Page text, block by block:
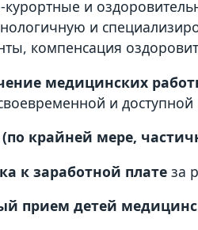
курортные и
и
компенсация
медицинских
и
крайней мере,
к заработной плате за
прием детей